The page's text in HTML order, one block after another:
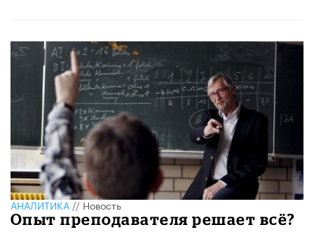
АНАЛИТИКА//Новость
Опыт преподавателя решает всё?